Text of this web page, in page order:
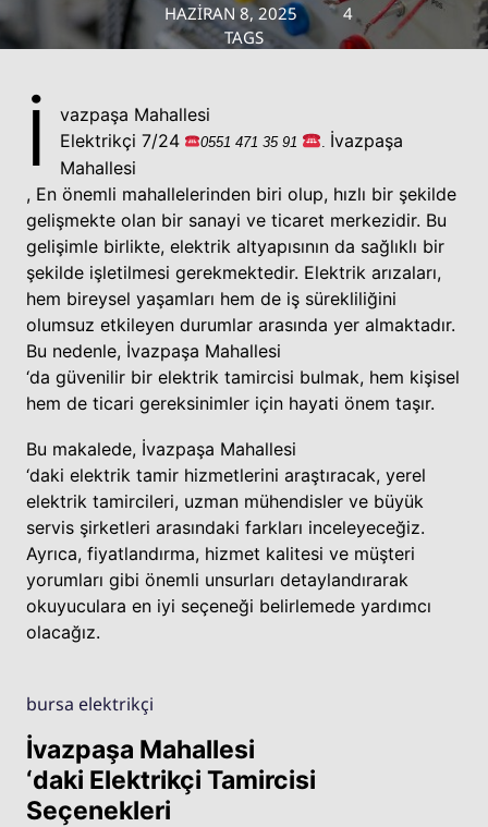
HAZIRAN 8, 2025
4
TAGS
İ
vazpaşa Mahallesi
Elektrikçi 7/24
0551 471 35 91
İvazpaşa
Mahallesi
, En önemli mahallelerinden biri olup, hızlı bir şekilde
gelişmekte olan bir sanayi ve ticaret merkezidir. Bu
gelişimle birlikte, elektrik altyapısının da sağlıklı bir
şekilde işletilmesi gerekmektedir. Elektrik arızaları,
hem bireysel yaşamları hem de iş sürekliliğini
olumsuz etkileyen durumlar arasında yer almaktadır.
Bu nedenle, İvazpaşa Mahallesi
‘da güvenilir bir elektrik tamircisi bulmak, hem kişisel
hem de ticari gereksinimler için hayati önem taşır.
Bu makalede, İvazpaşa Mahallesi
‘daki elektrik tamir hizmetlerini araştıracak, yerel
elektrik tamircileri, uzman mühendisler ve büyük
servis şirketleri arasındaki farkları inceleyeceğiz.
Ayrıca, fiyatlandırma, hizmet kalitesi ve müşteri
yorumları gibi önemli unsurları detaylandırarak
okuyuculara en iyi seçeneği belirlemede yardımcı
olacağız.
bursa elektrikçi
İvazpaşa Mahallesi
‘daki Elektrikçi Tamircisi
Seçenekleri